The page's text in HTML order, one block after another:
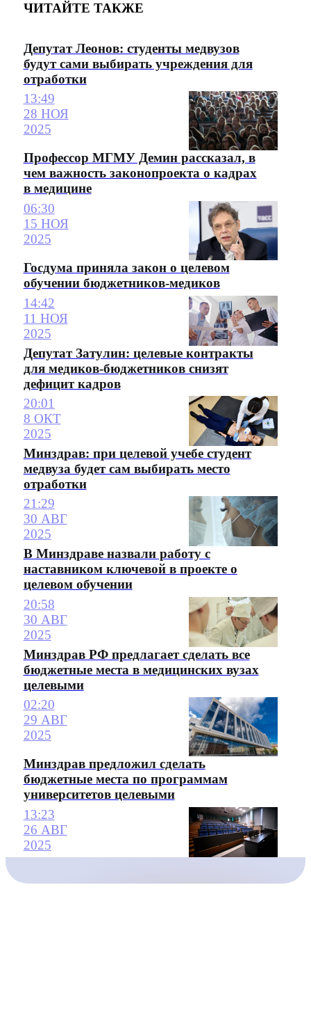
ЧИТАЙТЕ ТАКЖЕ
Депутат Леонов: студенты медвузов
будут сами выбирать учреждения для
отработки
13:49
28 НОЯ
2025
Профессор МГМУ Демин рассказал, в
чем важность законопроекта о кадрах
в медицине
06:30
15 НОЯ
2025
Госдума приняла закон о целевом
обучении бюджетников-медиков
14:42
11 НОЯ
2025
Депутат Затулин: целевые контракты
для медиков-бюджетников снизят
дефицит кадров
20:01
8 ОКТ
2025
Минздрав: при целевой учебе студент
медвуза будет сам выбирать место
отработки
21:29
30 АВГ
2025
В Минздраве назвали работу с
наставником ключевой в проекте о
целевом обучении
20:58
30 АВГ
2025
Минздрав РФ предлагает сделать все
бюджетные места в медицинских вузах
целевыми
02:20
29 АВГ
2025
Минздрав предложил сделать
бюджетные места по программам
университетов целевыми
13:23
26 АВГ
2025